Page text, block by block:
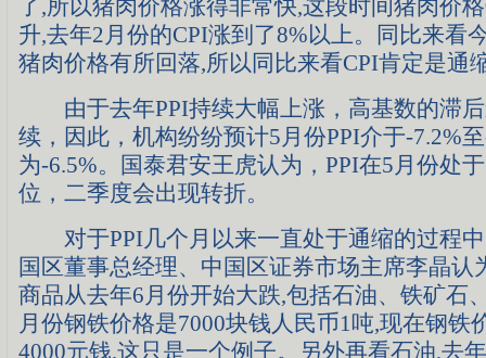
了,所以猪肉价格涨得非常快,这段时间猪肉价
升,去年2月份的CPI涨到了8%以上。同比来看
猪肉价格有所回落,所以同比来看CPI肯定是通
由于去年PPI持续大幅上涨，高基数的滞后
续，因此，机构纷纷预计5月份PPI介于-7.2%
为-6.5%。国泰君安王虎认为，PPI在5月份处
位，二季度会出现转折。
对于PPI几个月以来一直处于通缩的过程中
国区董事总经理、中国区证券市场主席李晶认
商品从去年6月份开始大跌,包括石油、铁矿石
月份钢铁价格是7000块钱人民币1吨,现在钢铁
4000元钱,这只是一个例子。另外再看石油,去